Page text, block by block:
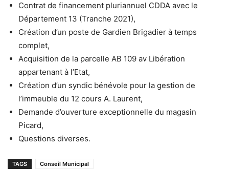
Contrat de financement pluriannuel CDDA avec le
Département 13 (Tranche 2021),
Création d’un poste de Gardien Brigadier à temps
complet,
Acquisition de la parcelle AB 109 av Libération
appartenant à l’Etat,
Création d’un syndic bénévole pour la gestion de
l’immeuble du 12 cours A. Laurent,
Demande d’ouverture exceptionnelle du magasin
Picard,
Questions diverses.
TAGS Conseil Municipal